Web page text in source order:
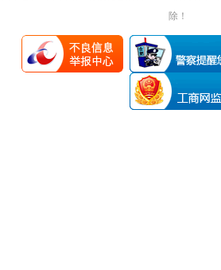
除！